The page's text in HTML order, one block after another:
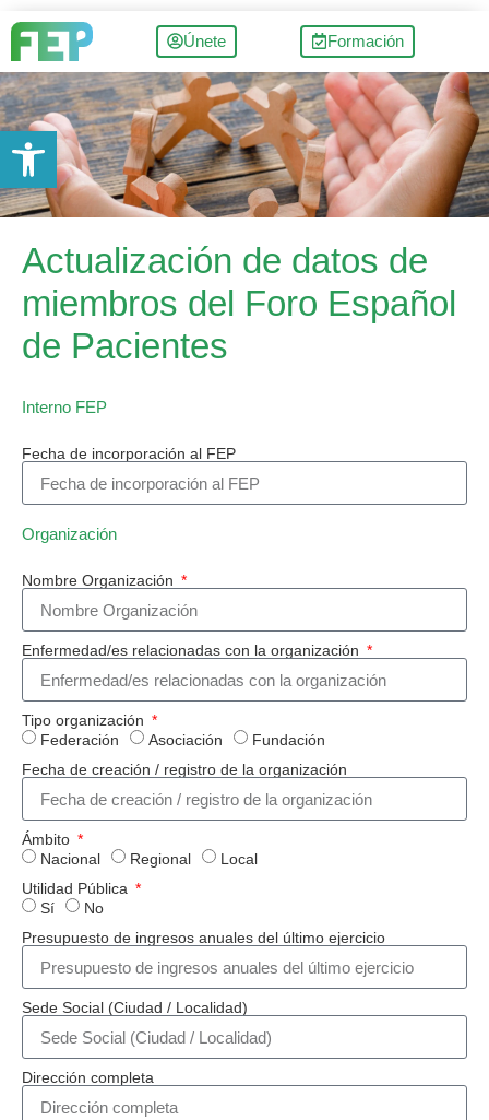
Únete Formación
Actualización de datos de
miembros del Foro Español
de Pacientes
Interno FEP
Fecha de incorporación al FEP
Organización
Nombre Organización
Enfermedad/es relacionadas con la organización
Tipo organización
Federación
Asociación
Fundación
Fecha de creación / registro de la organización
Ámbito
Nacional
Regional
Local
Utilidad Pública
Sí
No
Presupuesto de ingresos anuales del último ejercicio
Sede Social (Ciudad / Localidad)
Dirección completa
Abrir barra de herramientas